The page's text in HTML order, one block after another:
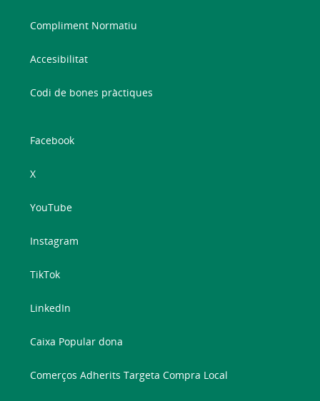
Compliment Normatiu
Accesibilitat
Codi de bones pràctiques
Facebook
X
YouTube
Instagram
TikTok
LinkedIn
Caixa Popular dona
Comerços Adherits Targeta Compra Local